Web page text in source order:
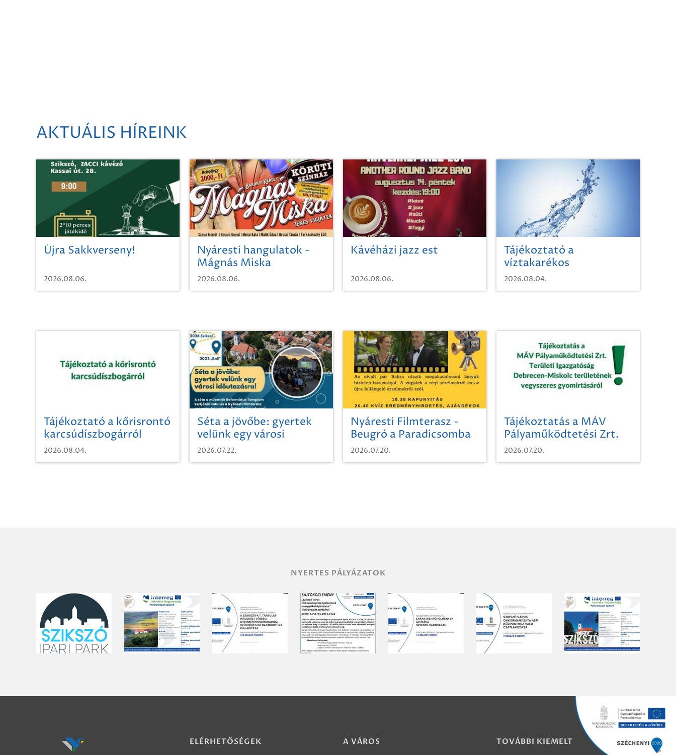
AKTUÁLIS HÍREINK
Újra Sakkverseny!
2026.08.06.
Nyáresti hangulatok -
Mágnás Miska
2026.08.06.
Kávéházi jazz est
2026.08.06.
Tájékoztató a
víztakarékos
vízhasználatról
2026.08.04.
Tájékoztató a kőrisrontó
karcsúdíszbogárról
2026.08.04.
Séta a jövőbe: gyertek
velünk egy városi
időutazásra!
2026.07.22.
Nyáresti Filmterasz -
Beugró a Paradicsomba
2026.07.20.
Tájékoztatás a MÁV
Pályaműködtetési Zrt.
Területi Igazgatóság
Debrecen-Miskolc
2026.07.20.
NYERTES PÁLYÁZATOK
ELÉRHETŐSÉGEK A VÁROS TOVÁBBI KIEMELT